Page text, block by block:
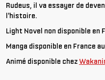
Rudeus, il va essayer de
l'histoire.
Light Novel non disponible en
Manga disponible en France
Animé disponible chez